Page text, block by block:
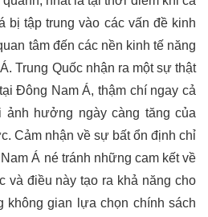
bị tập trung vào các vấn đề kinh
tâm đến các nền kinh tế năng
Trung Quốc nhận ra một sự thật
Đông Nam Á, thậm chí ngay cả
ảnh hưởng ngày càng tăng của
Cảm nhận về sự bất ổn định chỉ
Á né tránh những cam kết về
và điều này tạo ra khả năng cho
không gian lựa chọn chính sách